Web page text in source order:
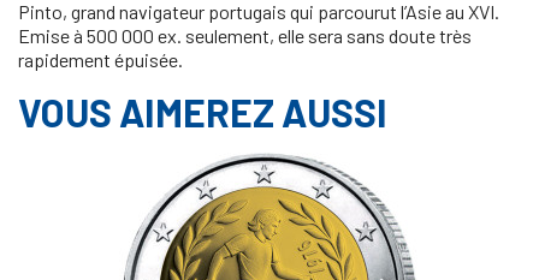
Pinto, grand navigateur portugais qui parcourut l’Asie au XVI.
Emise à 500 000 ex. seulement, elle sera sans doute très
rapidement épuisée.
VOUS AIMEREZ AUSSI